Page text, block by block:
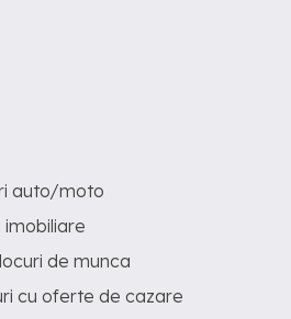
auto/moto
imobiliare
de munca
cu oferte de cazare